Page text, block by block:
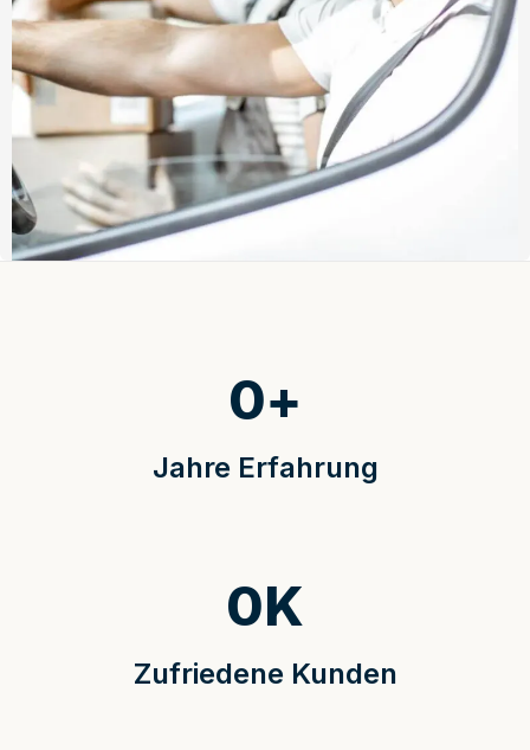
Jahre Erfahrung
0+
Zufriedene Kunden
0K